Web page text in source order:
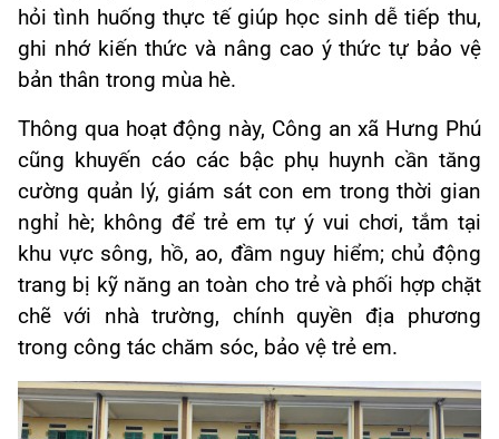
hỏi tình huống thực tế giúp học sinh dễ tiếp thu,
ghi nhớ kiến thức và nâng cao ý thức tự bảo vệ
bản thân trong mùa hè.
Thông qua hoạt động này, Công an xã Hưng Phú
cũng khuyến cáo các bậc phụ huynh cần tăng
cường quản lý, giám sát con em trong thời gian
nghỉ hè; không để trẻ em tự ý vui chơi, tắm tại
khu vực sông, hồ, ao, đầm nguy hiểm; chủ động
trang bị kỹ năng an toàn cho trẻ và phối hợp chặt
chẽ với nhà trường, chính quyền địa phương
trong công tác chăm sóc, bảo vệ trẻ em.